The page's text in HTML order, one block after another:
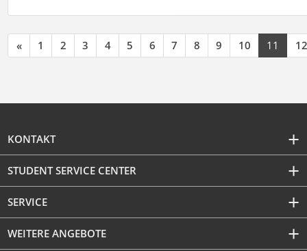
« 1 2 3 4 5 6 7 8 9 10 11 12
KONTAKT
STUDENT SERVICE CENTER
SERVICE
WEITERE ANGEBOTE